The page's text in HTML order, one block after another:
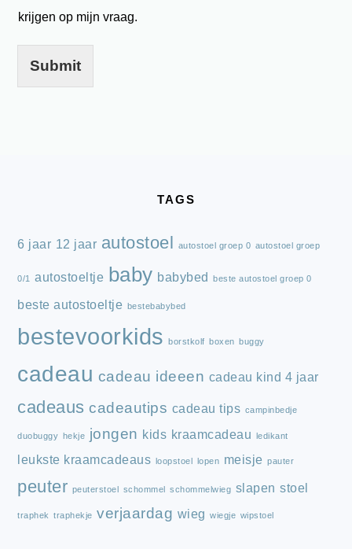
krijgen op mijn vraag.
Submit
TAGS
6 jaar 12 jaar autostoel autostoel groep 0 autostoel groep
0/1 autostoeltje baby babybed beste autostoel groep 0
beste autostoeltje bestebabybed
bestevoorkids borstkolf boxen buggy
cadeau cadeau ideeen cadeau kind 4 jaar
cadeaus cadeautips cadeau tips campinbedje
duobuggy hekje jongen kids kraamcadeau ledikant
leukste kraamcadeaus loopstoel lopen meisje pauter
peuter peuterstoel schommel schommelwieg slapen stoel
traphek traphekje verjaardag wieg wiegje wipstoel